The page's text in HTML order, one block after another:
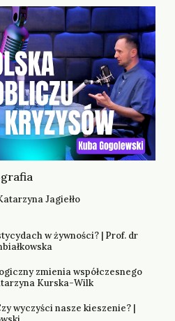
Jagiełło
w żywności? | Prof. dr
zmienia współczesnego
Kurska-Wilk
wyczyści nasze kieszenie? |